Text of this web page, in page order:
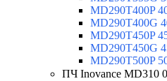
MD290T400P
MD290T400G
MD290T450P
MD290T450G
MD290T500P
ПЧ Inovance MD310